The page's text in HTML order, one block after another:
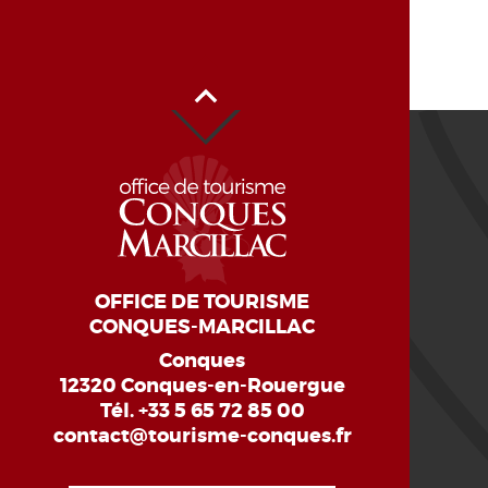
OFFICE DE TOURISME
CONQUES-MARCILLAC
Conques
12320 Conques-en-Rouergue
Tél.+33 5 65 72 85 00
contact@tourisme-conques.fr